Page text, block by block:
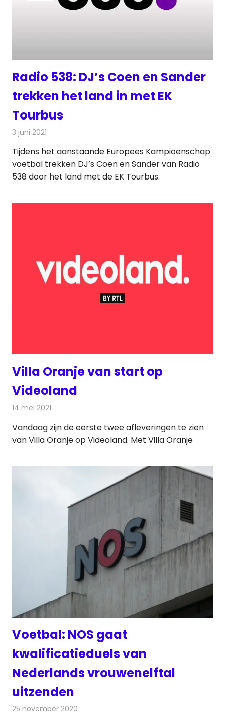
Radio 538: DJ’s Coen en Sander
trekken het land in met EK
Tourbus
3 juni 2021
Tijdens het aanstaande Europees Kampioenschap
voetbal trekken DJ’s Coen en Sander van Radio
538 door het land met de EK Tourbus.
Villa Oranje van start op
Videoland
14 mei 2021
Vandaag zijn de eerste twee afleveringen te zien
van Villa Oranje op Videoland. Met Villa Oranje
Voetbal: NOS gaat
kwalificatieduels van
Nederlands vrouwenelftal
uitzenden
25 november 2020